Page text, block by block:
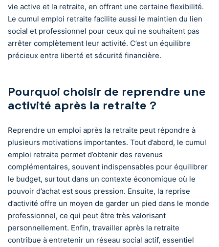
vie active et la retraite, en offrant une certaine flexibilité.
Le cumul emploi retraite facilite aussi le maintien du lien
social et professionnel pour ceux qui ne souhaitent pas
arrêter complètement leur activité. C’est un équilibre
précieux entre liberté et sécurité financière.
Pourquoi choisir de reprendre une
activité après la retraite ?
Reprendre un emploi après la retraite peut répondre à
plusieurs motivations importantes. Tout d’abord, le cumul
emploi retraite permet d’obtenir des revenus
complémentaires, souvent indispensables pour équilibrer
le budget, surtout dans un contexte économique où le
pouvoir d’achat est sous pression. Ensuite, la reprise
d’activité offre un moyen de garder un pied dans le monde
professionnel, ce qui peut être très valorisant
personnellement. Enfin, travailler après la retraite
contribue à entretenir un réseau social actif, essentiel